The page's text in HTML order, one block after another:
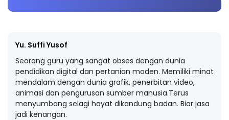
Yu. Suffi Yusof
Seorang guru yang sangat obses dengan dunia
pendidikan digital dan pertanian moden. Memiliki minat
mendalam dengan dunia grafik, penerbitan video,
animasi dan pengurusan sumber manusia.Terus
menyumbang selagi hayat dikandung badan. Biar jasa
jadi kenangan.